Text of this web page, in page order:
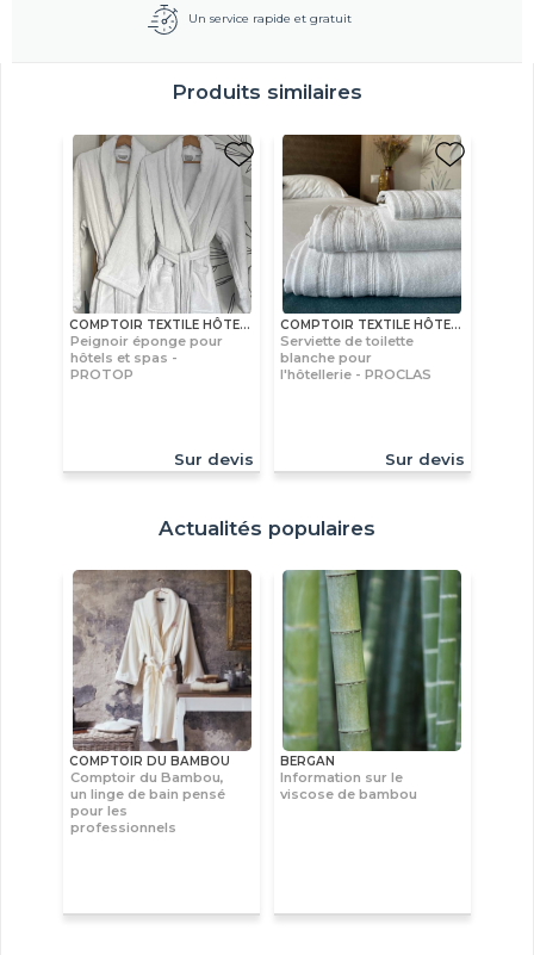
Un service rapide et gratuit
Produits similaires
COMPTOIR TEXTILE HÔTELIER
Peignoir éponge pour
hôtels et spas -
PROTOP
Sur devis
COMPTOIR TEXTILE HÔTELIER
Serviette de toilette
blanche pour
l'hôtellerie - PROCLAS
Sur devis
Actualités populaires
COMPTOIR DU BAMBOU
Comptoir du Bambou,
un linge de bain pensé
pour les
professionnels
BERGAN
Information sur le
viscose de bambou